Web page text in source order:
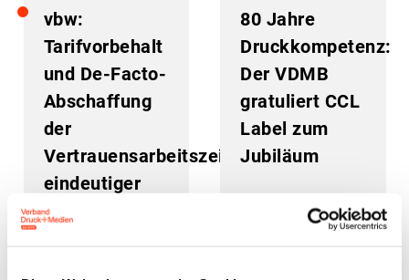
vbw:
Tarifvorbehalt
und De-Facto-
Abschaffung
der
Vertrauensarbeitszeit
eindeutiger
Bruch mit dem
80 Jahre
Druckkompetenz:
Der VDMB
gratuliert CCL
Label zum
Jubiläum